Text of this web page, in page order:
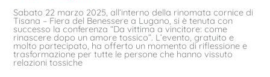
Sabato 22 marzo 2025, all’interno della rinomata cornice di
Tisana – Fiera del Benessere a Lugano, si è tenuta con
successo la conferenza “Da vittima a vincitore: come
rinascere dopo un amore tossico”. L’evento, gratuito e
molto partecipato, ha offerto un momento di riflessione e
trasformazione per tutte le persone che hanno vissuto
relazioni tossiche